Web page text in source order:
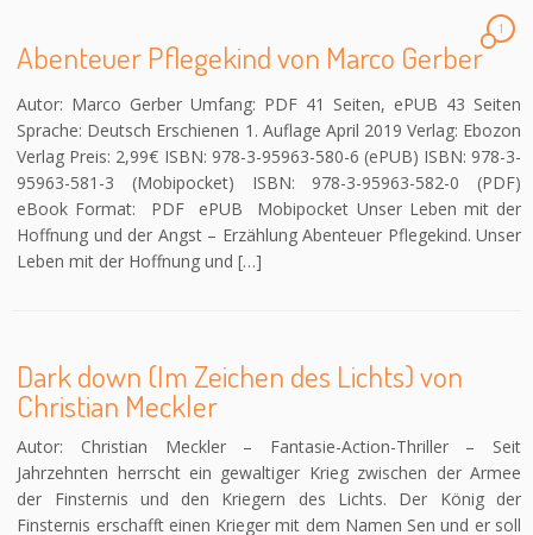
Abenteuer Pflegekind von Marco Gerber
1
Autor: Marco Gerber Umfang: PDF 41 Seiten, ePUB 43 Seiten
Sprache: Deutsch Erschienen 1. Auflage April 2019 Verlag: Ebozon
Verlag Preis: 2,99€ ISBN: 978-3-95963-580-6 (ePUB) ISBN: 978-3-
95963-581-3 (Mobipocket) ISBN: 978-3-95963-582-0 (PDF)
eBook Format: PDF ePUB Mobipocket Unser Leben mit der
Hoffnung und der Angst – Erzählung Abenteuer Pflegekind. Unser
Leben mit der Hoffnung und […]
Dark down (Im Zeichen des Lichts) von
Christian Meckler
Autor: Christian Meckler – Fantasie-Action-Thriller – Seit
Jahrzehnten herrscht ein gewaltiger Krieg zwischen der Armee
der Finsternis und den Kriegern des Lichts. Der König der
Finsternis erschafft einen Krieger mit dem Namen Sen und er soll